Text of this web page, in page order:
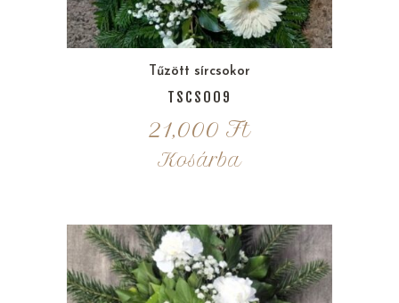
Tűzött sírcsokor
TSCS009
21,000 Ft
Kosárba